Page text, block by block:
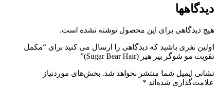
دیدگاهها
هیچ دیدگاهی برای این محصول نوشته نشده است.
اولین نفری باشید که دیدگاهی را ارسال می کنید برای “مکمل
تقویت مو شوگر بیر هیر (Sugar Bear Hair)”
نشانی ایمیل شما منتشر نخواهد شد. بخش‌های موردنیاز
علامت‌گذاری شده‌اند *